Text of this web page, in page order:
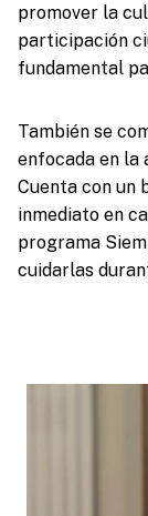
promover la
participación
fundamental
También se
enfocada en la
Cuenta con un
inmediato en
programa
cuidarlas